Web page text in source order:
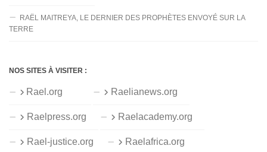
RAËL MAITREYA, LE DERNIER DES PROPHÈTES ENVOYÉ SUR LA
TERRE
NOS SITES À VISITER :
Rael.org Raelianews.org
Raelpress.org Raelacademy.org
Rael-justice.org Raelafrica.org